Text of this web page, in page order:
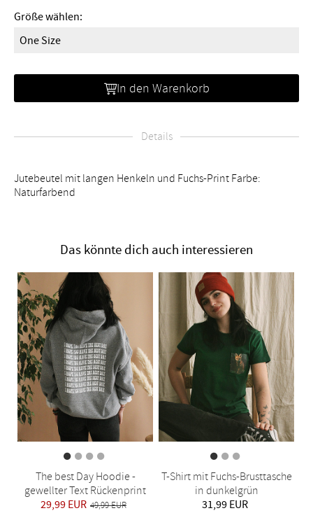
Größe wählen:
One Size
In den Warenkorb
Details
Jutebeutel mit langen Henkeln und Fuchs-Print Farbe:
Naturfarbend
Das könnte dich auch interessieren
The best Day Hoodie -
gewellter Text Rückenprint
29,99 EUR 49,99 EUR
T-Shirt mit Fuchs-Brusttasche
in dunkelgrün
31,99 EUR